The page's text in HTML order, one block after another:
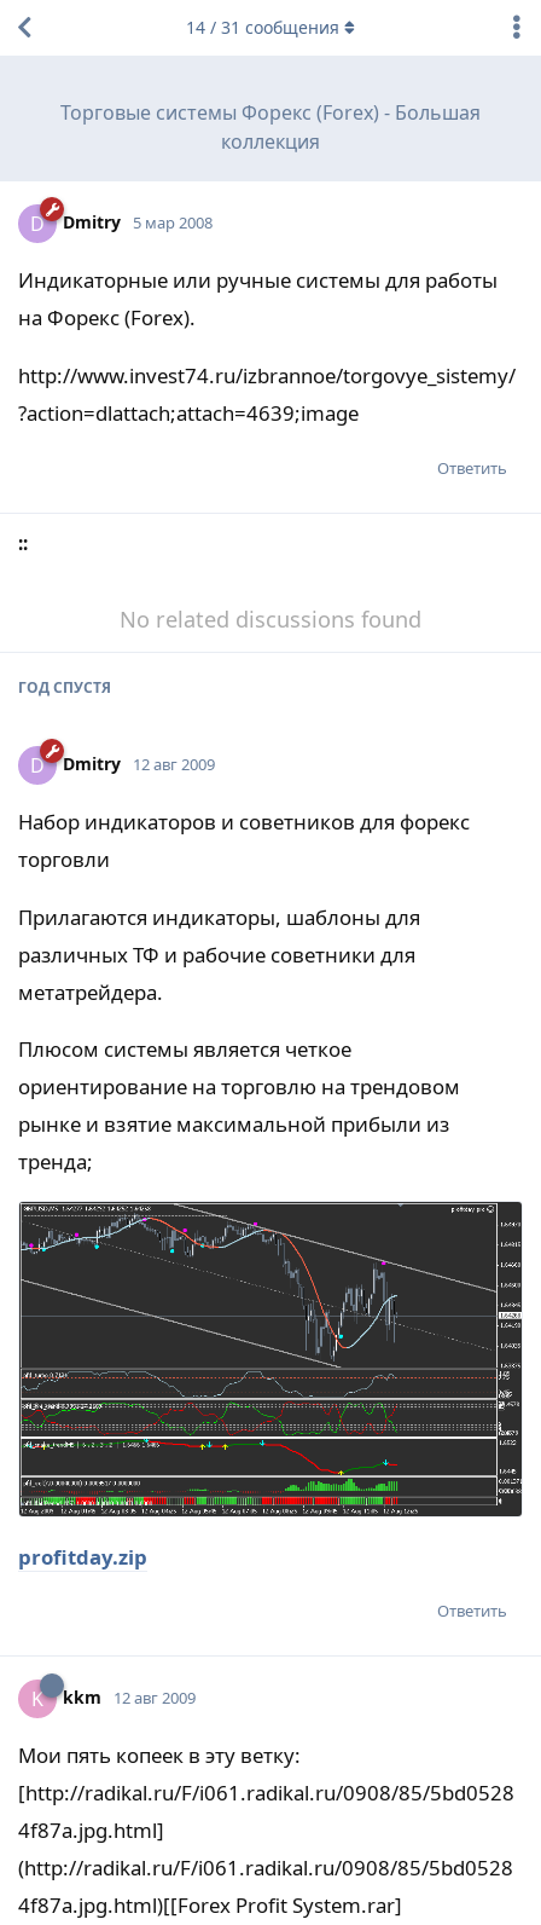
Торговые системы Форекс (Forex) - Большая
коллекция
14 / 31 сообщения
D Dmitry 5 мар 2008
Индикаторные или ручные системы для работы
на Форекс (Forex).
http://www.invest74.ru/izbrannoe/torgovye_sistemy/
?action=dlattach;attach=4639;image
Ответить
::
No related discussions found
ГОДСПУСТЯ
D Dmitry 12 авг 2009
Набор индикаторов и советников для форекс
торговли
Прилагаются индикаторы, шаблоны для
различных ТФ и рабочие советники для
метатрейдера.
Плюсом системы является четкое
ориентирование на торговлю на трендовом
рынке и взятие максимальной прибыли из
тренда;
profitday.zip
Ответить
K kkm 12 авг 2009
Мои пять копеек в эту ветку:
[http://radikal.ru/F/i061.radikal.ru/0908/85/5bd0528
4f87a.jpg.html]
(http://radikal.ru/F/i061.radikal.ru/0908/85/5bd0528
4f87a.jpg.html)[[Forex Profit System.rar]